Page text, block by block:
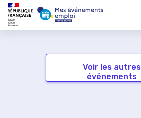
Voir les autres
événements